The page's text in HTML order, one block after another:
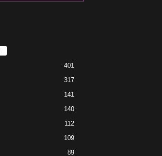
401
317
141
140
112
109
89